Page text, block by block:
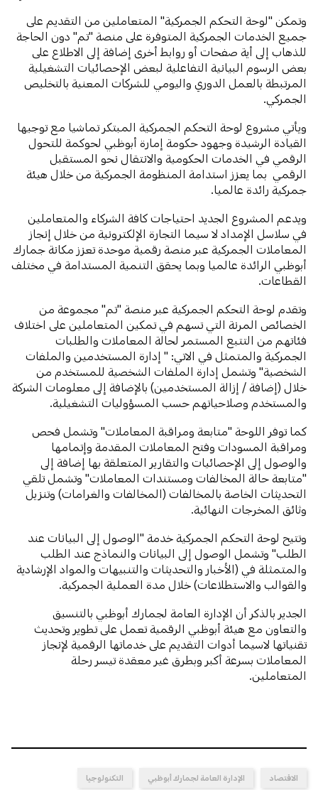
وتمكن "لوحة التحكم الجمركية" المتعاملين من التقديم على
جميع الخدمات الجمركية المتوفرة على منصة "تم" دون الحاجة
للذهاب إلى أية صفحات أو روابط أخرى إضافة إلى الاطلاع على
بعض الرسوم البيانية التفاعلية لبعض الإحصائيات التشغيلية
المرتبطة بالعمل الدوري واليومي للشركات المعنية بالتخليص
الجمركي.
ويأتي مشروع لوحة التحكم الجمركية المبتكر تماشيا مع توجيها
القيادة الرشيدة وجهود حكومة إمارة أبوظبي لحوكمة للتحول
الرقمي في الخدمات الحكومية والانتقال نحو المستقبل
الرقمي بما يعزز استدامة المنظومة الجمركية من خلال هيئة
جمركية رائدة عالميا.
ويدعم المشروع الجديد احتياجات كافة الشركاء والمتعاملين
في سلاسل الإمداد لا سيما التجارة الإلكترونية من خلال إنجاز
المعاملات الجمركية عبر منصة رقمية موحدة تعزز مكانة جمارك
أبوظبي الرائدة عالميا وبما يحقق التنمية المستدامة في مختلف
القطاعات.
وتقدم لوحة التحكم الجمركية عبر منصة "تم" مجموعة من
الخصائص المرنة التي تسهم في تمكين المتعاملين على اختلاف
فئاتهم من التتبع المستمر لحالة المعاملات والطلبات
الجمركية والمتمثل في الاتي: " إدارة المستخدمين والملفات
الشخصية" وتشمل إدارة الملفات الشخصية للمستخدم من
خلال (إضافة / إزالة المستخدمين) بالإضافة إلى معلومات الشركة
والمستخدم وصلاحياتهم حسب المسؤوليات التشغيلية.
كما توفر اللوحة "متابعة ومراقبة المعاملات" وتشمل فحص
ومراقبة المسودات وفتح المعاملات المقدمة وإتمامها
والوصول إلى الإحصائيات والتقارير المتعلقة بها إضافة إلى
"متابعة حالة المخالفات ومستندات المعاملات" وتشمل تلقي
التحديثات الخاصة بالمخالفات (المخالفات والغرامات) وتنزيل
وثائق المخرجات النهائية.
وتتيح لوحة التحكم الجمركية خدمة "الوصول إلى البيانات عند
الطلب" وتشمل الوصول إلى البيانات والنماذج عند الطلب
والمتمثلة في (الأخبار والتحديثات والتنبيهات والمواد الإرشادية
والقوالب والاستطلاعات) خلال مدة العملية الجمركية.
الجدير بالذكر أن الإدارة العامة لجمارك أبوظبي بالتنسيق
والتعاون مع هيئة أبوظبي الرقمية تعمل على تطوير وتحديث
تقنياتها لاسيما أدوات التقديم على خدماتها الرقمية لإنجاز
المعاملات بسرعة أكبر وبطرق غير معقدة تيسر رحلة
المتعاملين.
الاقتصاد الإدارة العامة لجمارك أبوظبي التكنولوجيا